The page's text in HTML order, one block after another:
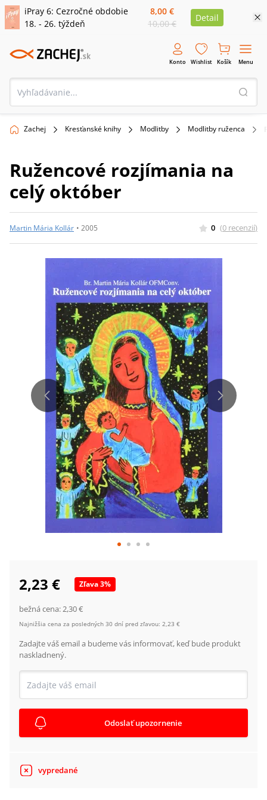
iPray 6: Cezročné obdobie
18. - 26. týždeň
8,00 €
10,00 €
Detail
Konto Wishlist Košík Menu
Zachej Kresťanské knihy Modlitby Modlitby ruženca
Ružencové rozjímania na
celý október
Martin Mária Kollár • 2005 0 (0 recenzií)
2,23 € Zľava3%
bežná cena:2,30 €
Najnižšia cena za posledných 30 dní pred zľavou: 2,23 €
Zadajte váš email a budeme vás informovať, keď bude produkt
naskladnený.
Odoslať upozornenie
vypredané